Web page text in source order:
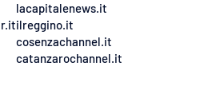
lacapitalenews.it
ilreggino.it
cosenzachannel.it
catanzarochannel.it